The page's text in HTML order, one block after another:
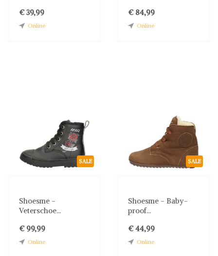
€ 39,99
Online
€ 84,99
Online
SALE
Shoesme -
Veterschoe...
€ 99,99
Online
SALE
Shoesme - Baby-
proof...
€ 44,99
Online